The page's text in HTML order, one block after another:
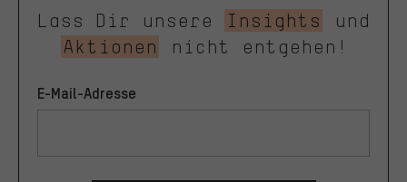
Lass Dir unsere
Insights
und
Aktionen
nicht entgehen!
E-Mail-Adresse